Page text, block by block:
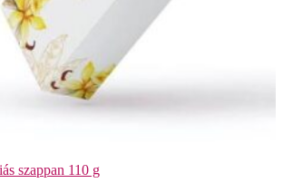
szappan 110 g